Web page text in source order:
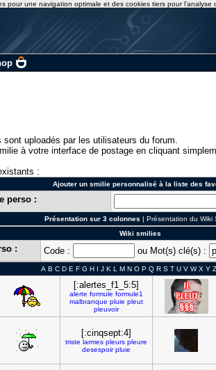
sont uploadés par les utilisateurs du forum.
à votre interface de postage en cliquant
:
Ajouter un smilie personnalisé à la liste des
perso :
Présentation sur 3 colonnes | Présentation du Wiki
Wiki smilies
: Code : ou Mot(s) clé(s) :
A B C D E F G H I J K L M N O P Q R S T U V W X Y Z
[:alertes_f1_5:5]
alerte formule formule1
malbranque pluie pleut
pleuvoir
[:cinqsept:4]
triste larmes pleurs pleure
desespoir pluie
pour une navigation optimale et des cookies tiers pour l'analyse